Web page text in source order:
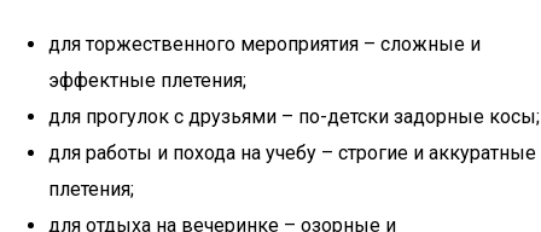
для торжественного мероприятия – сложные и
эффектные плетения;
для прогулок с друзьями – по-детски задорные косы;
для работы и похода на учебу – строгие и аккуратные
плетения;
для отдыха на вечеринке – озорные и